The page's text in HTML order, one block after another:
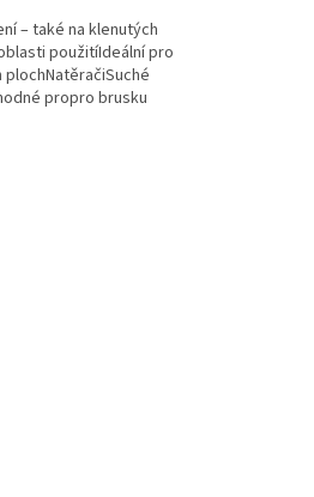
– také na klenutých
použitíIdeální pro
propro brusku